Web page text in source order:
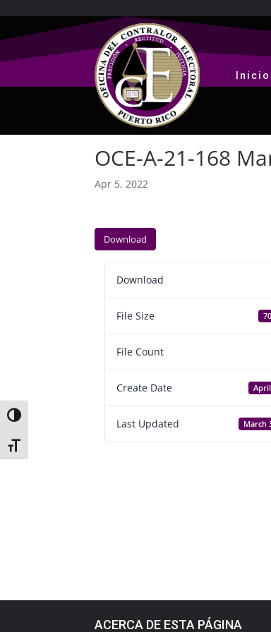
Toggle High Contrast
Toggle Font size
Inicio
OCE-A-21-168
Apr 5, 2022
Download
Download
File Size
File Count
Create Date
Last Updated March
ACERCA DE ESTA PÁGINA